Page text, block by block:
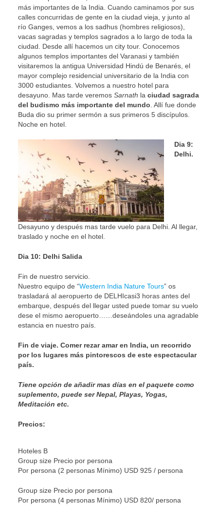
más importantes de la India. Cuando caminamos por sus
calles concurridas de gente en la ciudad vieja, y junto al
río Ganges, vemos a los sadhus (hombres religiosos),
vacas sagradas y templos sagrados a lo largo de toda la
ciudad. Desde allí hacemos un city tour. Conocemos
algunos templos importantes del Varanasi y también
visitaremos la antigua Universidad Hindú de Benarés, el
mayor complejo residencial universitario de la India con
3000 estudiantes. Volvemos a nuestro hotel para
desayuno. Mas tarde veremosSarnath laciudad sagrada
del budismo más importante del mundo . Allí fue donde
Buda dio su primer sermón a sus primeros 5 discípulos.
Noche en hotel.
Dia 9:
Delhi.
Desayuno y después mas tarde vuelo para Delhi. Al llegar,
traslado y noche en el hotel.
Dia 10: Delhi Salida
Fin de nuestro servicio.
Nuestro equipo de “Western India Nature Tours” os
trasladará al aeropuerto de DELHIcasi3 horas antes del
embarque, después del llegar usted puede tomar su vuelo
dese el mismo aeropuerto……deseándoles una agradable
estancia en nuestro país.
Fin de viaje. Comer rezar amar en India, un recorrido
por los lugares más pintorescos de este espectacular
país.
Tiene opción de añadir mas días en el paquete como
suplemento, puede ser Nepal, Playas, Yogas,
Meditación etc.
Precios:
Hoteles B
Group size Precio por persona
Por persona (2 personas Mínimo) USD 925 / persona
Group size Precio por persona
Por persona (4 personas Mínimo) USD 820/ persona